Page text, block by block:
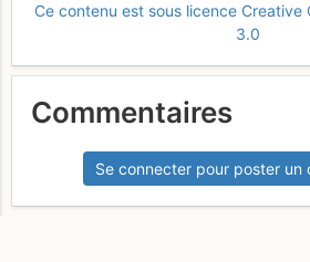
Ce contenu est sous licence Creative
3.0
Commentaires
Se connecter pour poster un